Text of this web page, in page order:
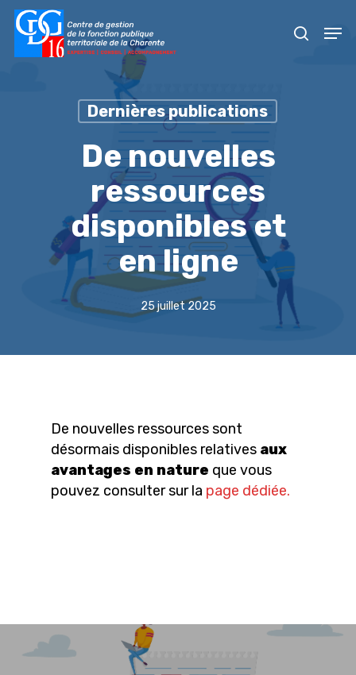
Skip
Dernières publications
De nouvelles
ressources
disponibles et
en ligne
25 juillet 2025
De nouvelles ressources sont
désormais disponibles relatives aux
avantages en nature que vous
pouvez consulter sur la page dédiée.